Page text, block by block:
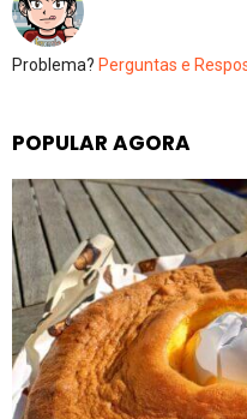
Problema? Perguntas e
POPULAR AGORA